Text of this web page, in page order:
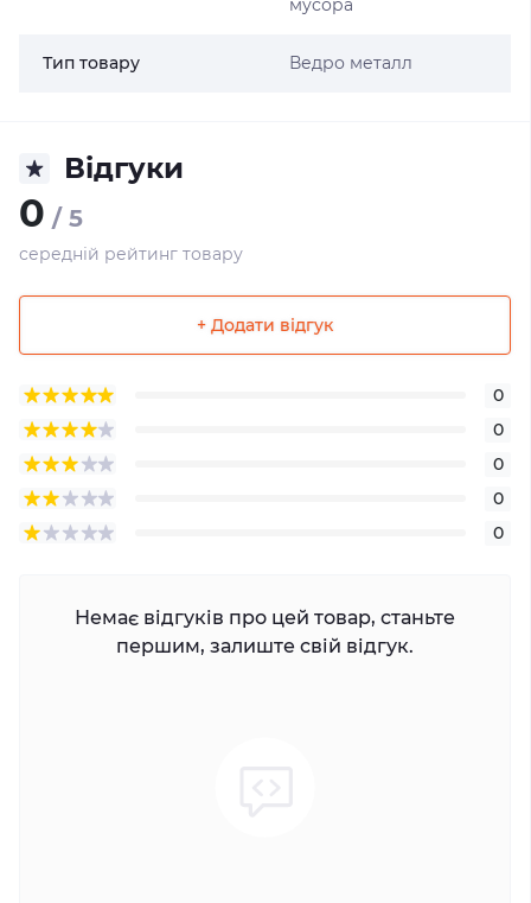
мусора
Тип товару Ведро металл
Відгуки
0 / 5
середній рейтинг товару
+ Додати відгук
0
0
0
0
0
Немає відгуків про цей товар, станьте
першим, залиште свій відгук.